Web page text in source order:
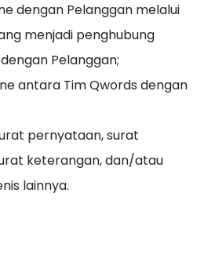
dengan Pelanggan melalui
menjadi penghubung
Pelanggan;
antara Tim Qwords dengan
pernyataan, surat
keterangan, dan/atau
lainnya.